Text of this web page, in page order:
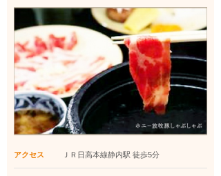
アクセス ＪＲ日高本線静内駅 徒歩5分